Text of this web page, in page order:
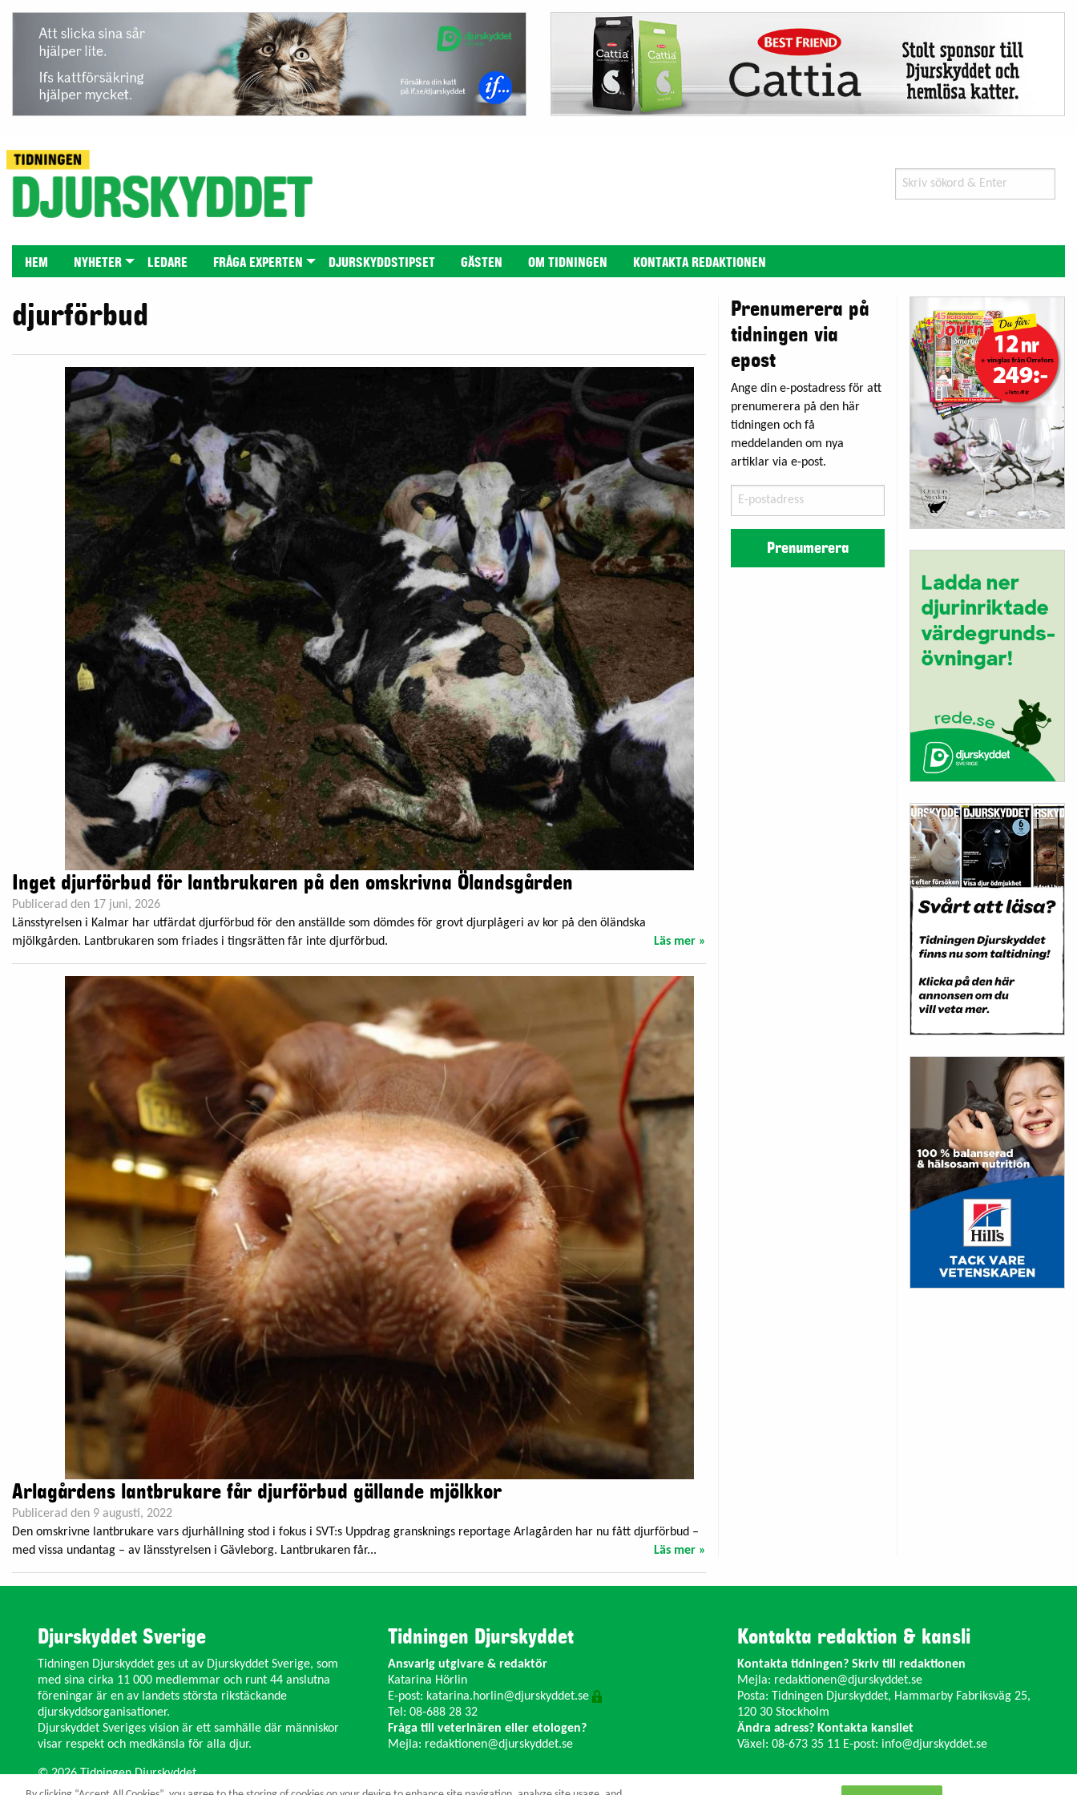
Search
for:
HEM NYHETER LEDARE FRÅGA EXPERTEN DJURSKYDDSTIPSET GÄSTEN OM TIDNINGEN KONTAKTA REDAKTIONEN
djurförbud
Inget djurförbud för lantbrukaren på den omskrivna Ölandsgården
Publicerad den 17 juni, 2026
Länsstyrelsen i Kalmar har utfärdat djurförbud för den anställde som dömdes för grovt djurplågeri av kor på den öländska
mjölkgården. Lantbrukaren som friades i tingsrätten får inte djurförbud.
Läs mer »
Arlagårdens lantbrukare får djurförbud gällande mjölkkor
Publicerad den 9 augusti, 2022
Den omskrivne lantbrukare vars djurhållning stod i fokus i SVT:s Uppdrag gransknings reportage Arlagården har nu fått djurförbud –
med vissa undantag – av länsstyrelsen i Gävleborg. Lantbrukaren får...
Läs mer »
Prenumerera på
tidningen via
epost
Ange din e-postadress för att
prenumerera på den här
tidningen och få
meddelanden om nya
artiklar via e-post.
postadress
Prenumerera
Djurskyddet Sverige
Tidningen Djurskyddet ges ut av Djurskyddet Sverige, som
med sina cirka 11 000 medlemmar och runt 44 anslutna
föreningar är en av landets största rikstäckande
djurskyddsorganisationer.
Djurskyddet Sveriges vision är ett samhälle där människor
visar respekt och medkänsla för alla djur.
Tidningen Djurskyddet
Ansvarig utgivare & redaktör
Katarina Hörlin
E-post: katarina.horlin@djurskyddet.se
Tel: 08-688 28 32
Fråga till veterinären eller etologen?
Mejla: redaktionen@djurskyddet.se
Kontakta redaktion & kansli
Kontakta tidningen? Skriv till redaktionen
Mejla: redaktionen@djurskyddet.se
Posta: Tidningen Djurskyddet, Hammarby Fabriksväg 25,
120 30 Stockholm
Ändra adress? Kontakta kansliet
Växel: 08-673 35 11 E-post: info@djurskyddet.se
© 2026 Tidningen Djurskyddet.